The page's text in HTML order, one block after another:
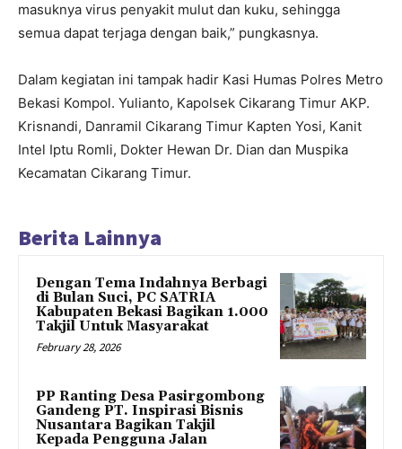
masuknya virus penyakit mulut dan kuku, sehingga
semua dapat terjaga dengan baik,” pungkasnya.
Dalam kegiatan ini tampak hadir Kasi Humas Polres Metro
Bekasi Kompol. Yulianto, Kapolsek Cikarang Timur AKP.
Krisnandi, Danramil Cikarang Timur Kapten Yosi, Kanit
Intel Iptu Romli, Dokter Hewan Dr. Dian dan Muspika
Kecamatan Cikarang Timur.
Berita Lainnya
Dengan Tema Indahnya Berbagi
di Bulan Suci, PC SATRIA
Kabupaten Bekasi Bagikan 1.000
Takjil Untuk Masyarakat
February 28, 2026
PP Ranting Desa Pasirgombong
Gandeng PT. Inspirasi Bisnis
Nusantara Bagikan Takjil
Kepada Pengguna Jalan